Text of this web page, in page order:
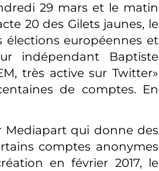
29 mars et le matin
20 des Gilets jaunes, le
élections européennes et
indépendant Baptiste
très active sur Twitter»
de comptes. En
Mediapart qui donne des
comptes anonymes
en février 2017, le